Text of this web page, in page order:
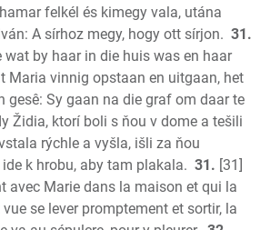
felkél és kimegy vala, utána
A sírhoz megy, hogy ott sírjon. 31.
wat by haar in die huis was en haar
Maria vinnig opstaan en uitgaan, het
gesê: Sy gaan na die graf om daar te
Židia, ktorí boli s ňou v dome a tešili
rýchle a vyšla, išli za ňou
k hrobu, aby tam plakala. 31. [31]
avec Marie dans la maison et qui la
se lever promptement et sortir, la